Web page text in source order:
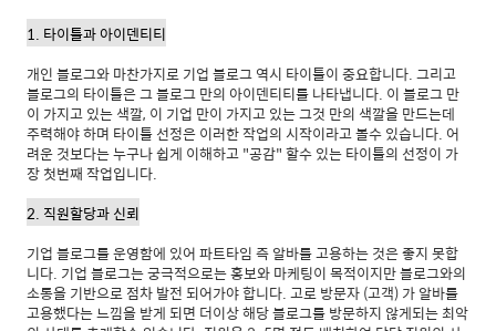
1. 타이틀과 아이덴티티
개인 블로그와 마찬가지로 기업 블로그 역시 타이틀이 중요합니다. 그리고
블로그의 타이틀은 그 블로그 만의 아이덴티티를 나타냅니다. 이 블로그 만
이 가지고 있는 색깔, 이 기업 만이 가지고 있는 그것 만의 색깔을 만드는데
주력해야 하며 타이틀 선정은 이러한 작업의 시작이라고 볼수 있습니다. 어
려운 것보다는 누구나 쉽게 이해하고 "공감" 할수 있는 타이틀의 선정이 가
장 첫번째 작업입니다.
2. 직원할당과 신뢰
기업 블로그를 운영함에 있어 파트타임 즉 알바를 고용하는 것은 좋지 못합
니다. 기업 블로그는 궁극적으로는 홍보와 마케팅이 목적이지만 블로그와의
소통을 기반으로 점차 발전 되어가야 합니다. 고로 방문자 (고객) 가 알바를
고용했다는 느낌을 받게 되면 더이상 해당 블로그를 방문하지 않게되는 최악